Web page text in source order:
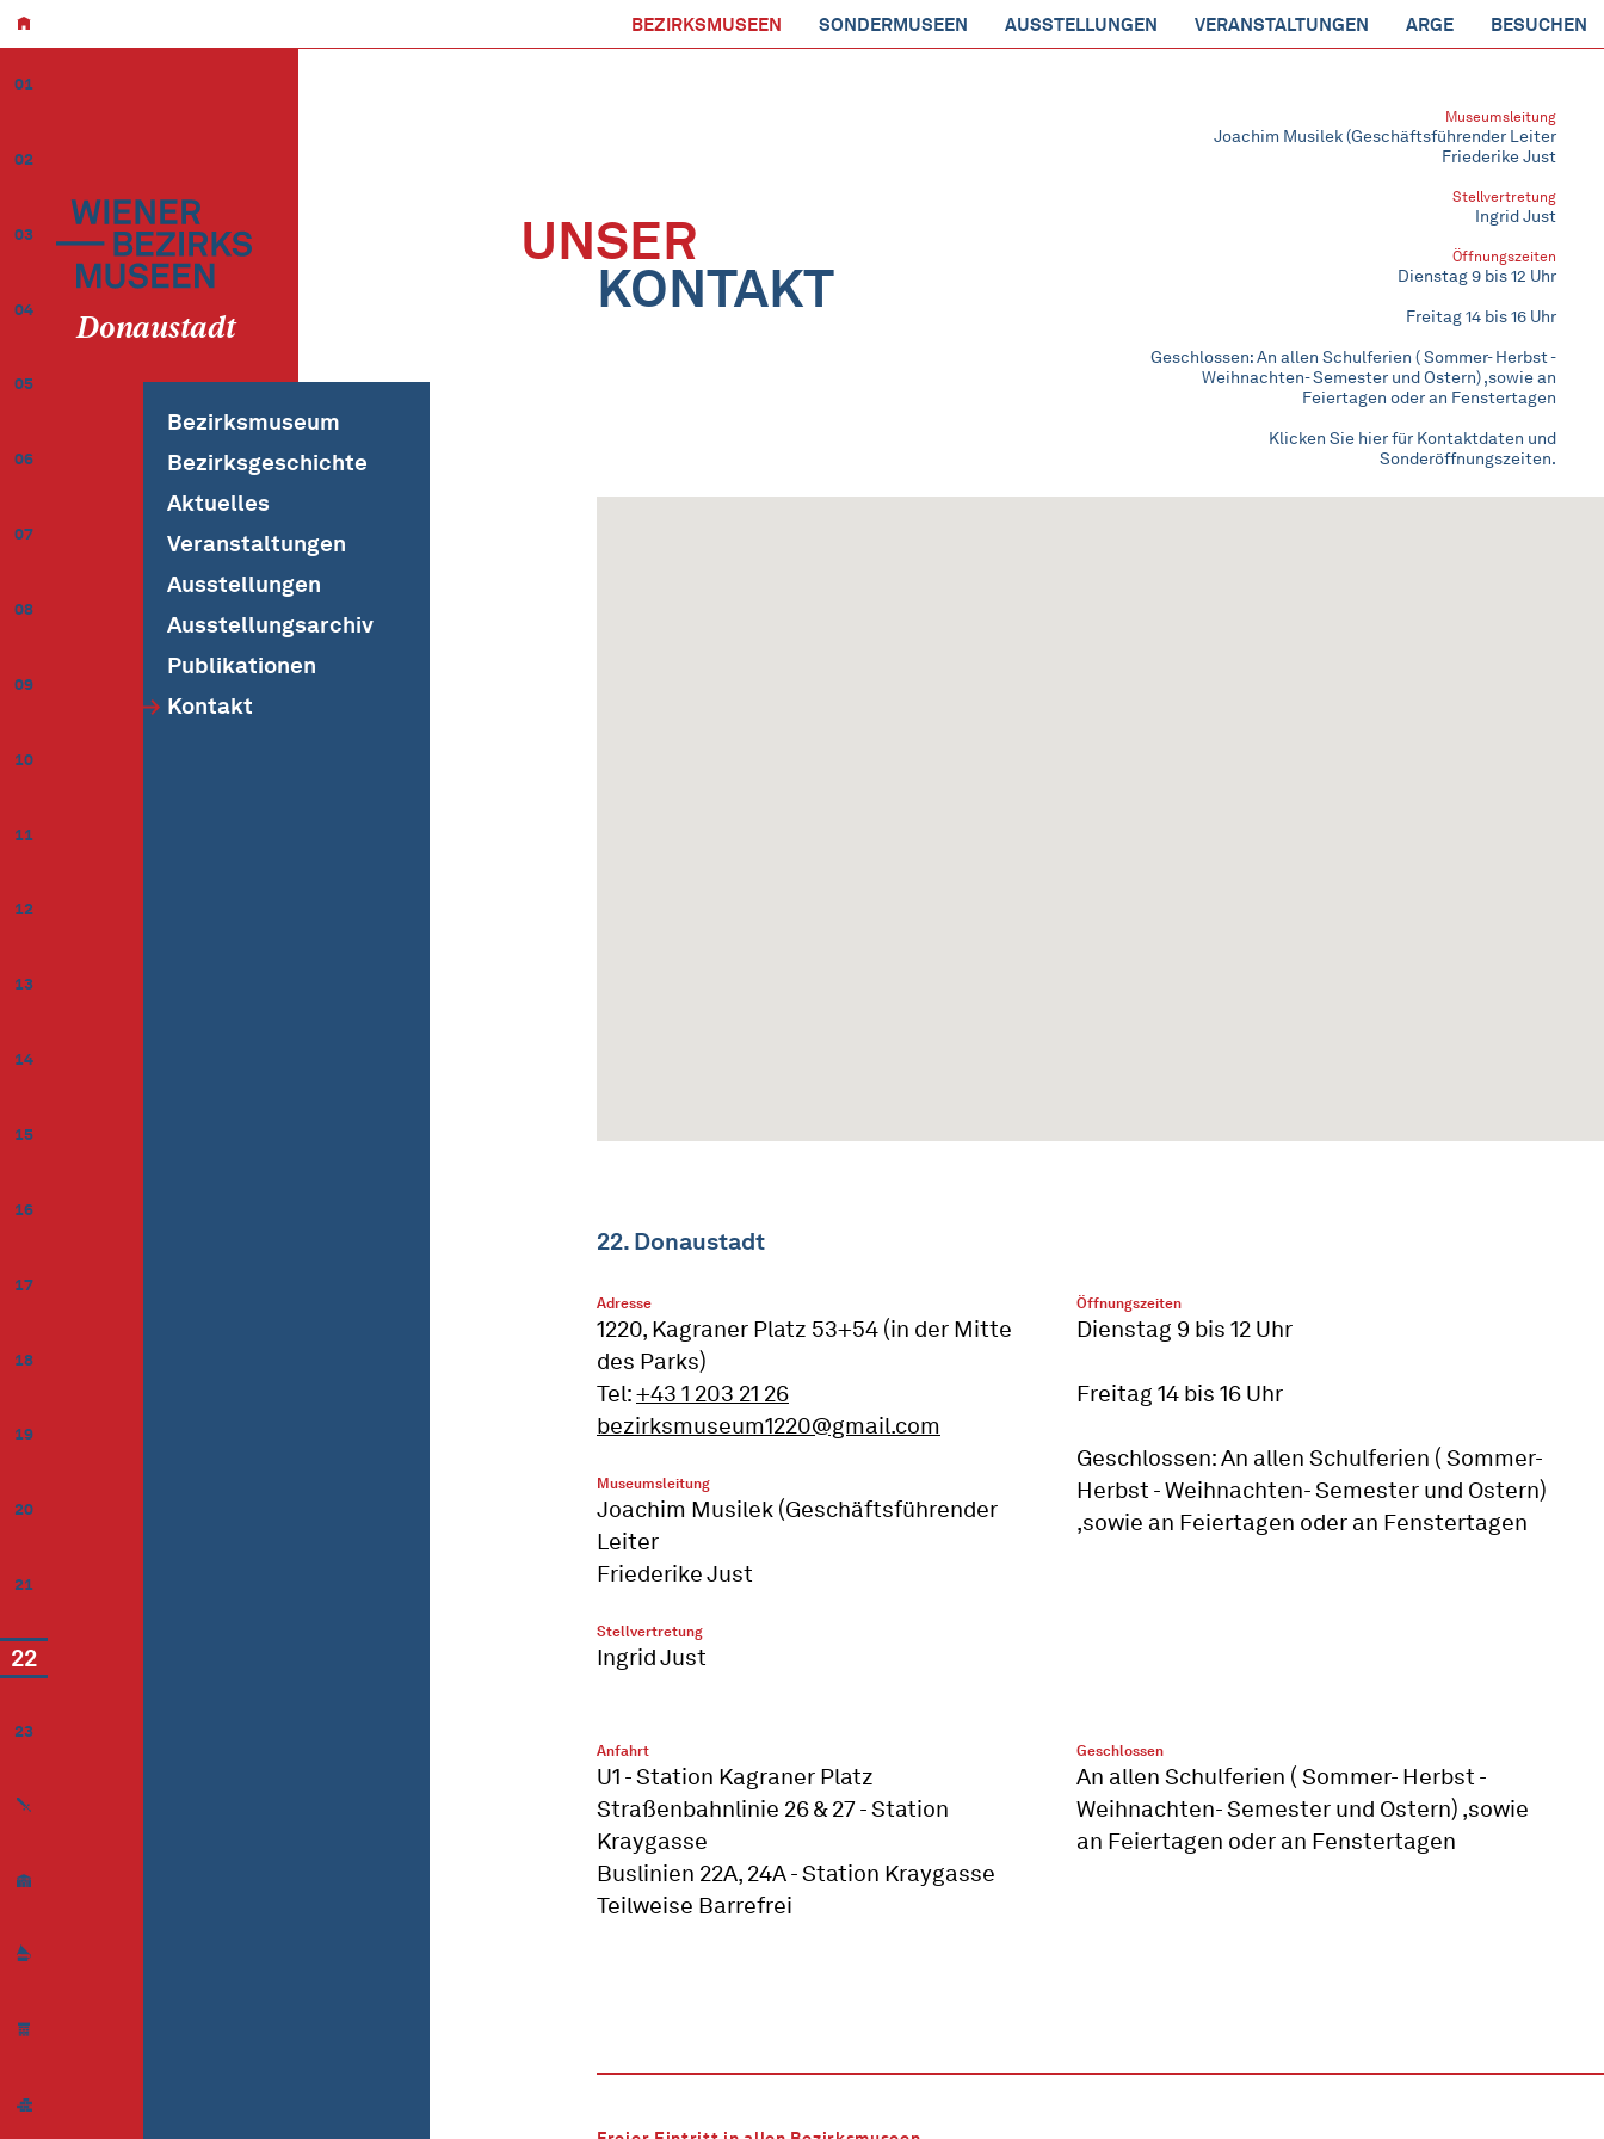
BEZIRKSMUSEEN SONDERMUSEEN AUSSTELLUNGEN VERANSTALTUNGEN ARGE BESUCHEN
Donaustadt
01
02
03
04
05
06
07
08
09
10
11
12
13
14
15
16
17
18
19
20
21
22
23
Bezirksmuseum
Bezirksgeschichte
Aktuelles
Veranstaltungen
Ausstellungen
Ausstellungsarchiv
Publikationen
Kontakt
UNSER
KONTAKT
Museumsleitung
Joachim Musilek (Geschäftsführender Leiter
Friederike Just
Stellvertretung
Ingrid Just
Öffnungszeiten
Dienstag 9 bis 12 Uhr
Freitag 14 bis 16 Uhr
Geschlossen: An allen Schulferien ( Sommer- Herbst -
Weihnachten- Semester und Ostern) ,sowie an
Feiertagen oder an Fenstertagen
Klicken Sie hier für Kontaktdaten und
Sonderöffnungszeiten.
22. Donaustadt
Adresse
1220, Kagraner Platz 53+54 (in der Mitte
des Parks)
Tel:+43 1 203 21 26
bezirksmuseum1220@gmail.com
Museumsleitung
Joachim Musilek (Geschäftsführender
Leiter
Friederike Just
Stellvertretung
Ingrid Just
Öffnungszeiten
Dienstag 9 bis 12 Uhr
Freitag 14 bis 16 Uhr
Geschlossen: An allen Schulferien ( Sommer-
Herbst - Weihnachten- Semester und Ostern)
,sowie an Feiertagen oder an Fenstertagen
Anfahrt
U1 - Station Kagraner Platz
Straßenbahnlinie 26 & 27 - Station
Kraygasse
Buslinien 22A, 24A - Station Kraygasse
Teilweise Barrefrei
Geschlossen
An allen Schulferien ( Sommer- Herbst -
Weihnachten- Semester und Ostern) ,sowie
an Feiertagen oder an Fenstertagen